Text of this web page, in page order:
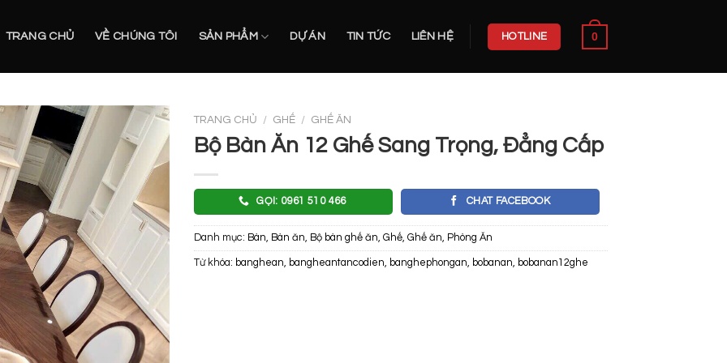
TRANG CHỦ VỀ CHÚNG TÔI SẢN PHẨM DỰ ÁN TIN TỨC LIÊN HỆ HOTLINE 0
TRANG CHỦ / GHẾ / GHẾ ĂN
Bộ Bàn Ăn 12 Ghế Sang Trọng, Đẳng Cấp
GỌI: 0961 510 466 CHAT FACEBOOK
Danh mục: Bàn Bàn ăn Bộ bàn ghế ăn Ghế Ghế ăn Phòng Ăn
Từ khóa: banghean bangheantancodien banghephongan bobanan bobanan12ghe